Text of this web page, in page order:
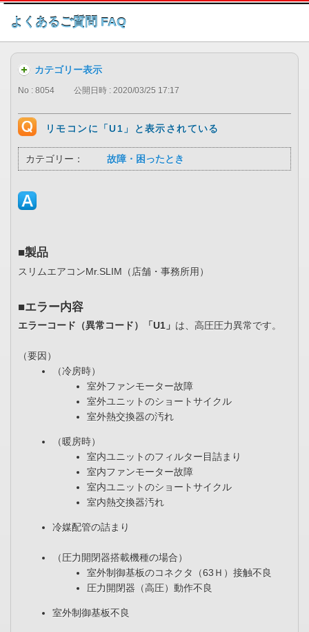
このページの本文へ
よくあるご質問 FAQ
カテゴリー表示
No : 8054 公開日時 : 2020/03/25 17:17
リモコンに「U1」と表示されている
カテゴリー： 故障・困ったとき
■製品
スリムエアコンMr.SLIM（店舗・事務所用）
■エラー内容
エラーコード（異常コード）「U1」 は、高圧圧力異常です。
（要因）
（冷房時）
室外ファンモーター故障
室外ユニットのショートサイクル
室外熱交換器の汚れ
（暖房時）
室内ユニットのフィルター目詰まり
室内ファンモーター故障
室内ユニットのショートサイクル
室内熱交換器汚れ
冷媒配管の詰まり
（圧力開閉器搭載機種の場合）
室外制御基板のコネクタ（63Ｈ）接触不良
圧力開閉器（高圧）動作不良
室外制御基板不良